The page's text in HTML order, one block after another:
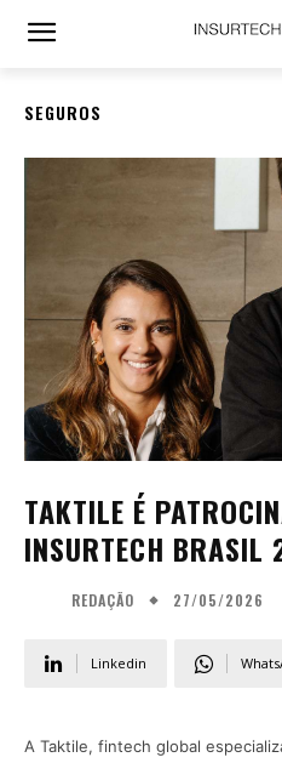
SEGUROS
TAKTILE É
INSURTECH BRASIL
REDAÇÃO 27/05/2026
Linkedin
A Taktile, fintech global